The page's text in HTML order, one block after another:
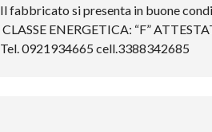
Il fabbricato si presenta in buone
CLASSE ENERGETICA: “F”
Tel. 0921934665 cell.3388342685